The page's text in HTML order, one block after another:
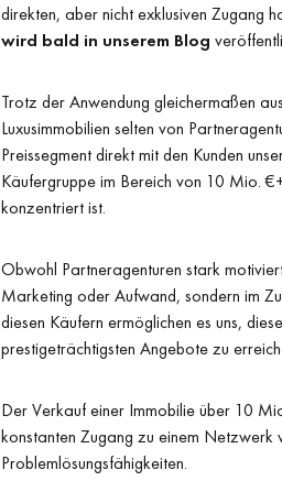
direkten, aber nicht exklusiven Zugang
wird bald in unserem Blog
Trotz der Anwendung gleichermaßen
Luxusimmobilien selten von
Preissegment direkt mit den Kunden
Käufergruppe im Bereich von 10 Mio.
konzentriert ist.
Obwohl Partneragenturen stark
Marketing oder Aufwand, sondern im
diesen Käufern ermöglichen es uns,
prestigeträchtigsten Angebote zu
Der Verkauf einer Immobilie über 10
konstanten Zugang zu einem Netzwerk
Problemlösungsfähigkeiten.